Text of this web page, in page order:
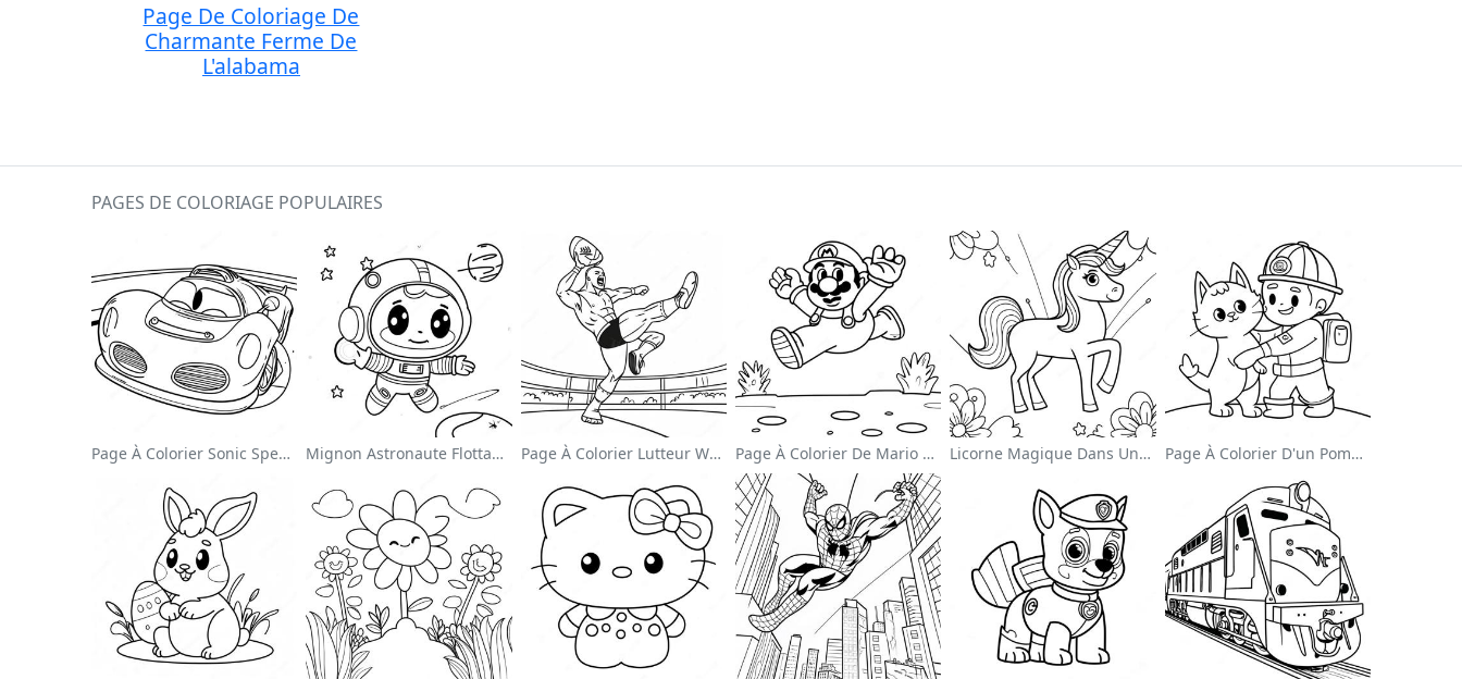
Page De Coloriage De
Charmante Ferme De
L'alabama
PAGES DE COLORIAGE POPULAIRES
Page À Colorier Sonic Speedster Mignon Astronaute Flottant Dans L'espace Page À Colorier Page À Colorier Lutteur Wwe Sautant Sur Un Adversaire Page À Colorier De Mario Sautant Par-Dessus Des Goombas Licorne Magique Dans Une Page À Colorier Arc-En-Ciel Page À Colorier D'un Pompier Courageux Sauvant Un Chat